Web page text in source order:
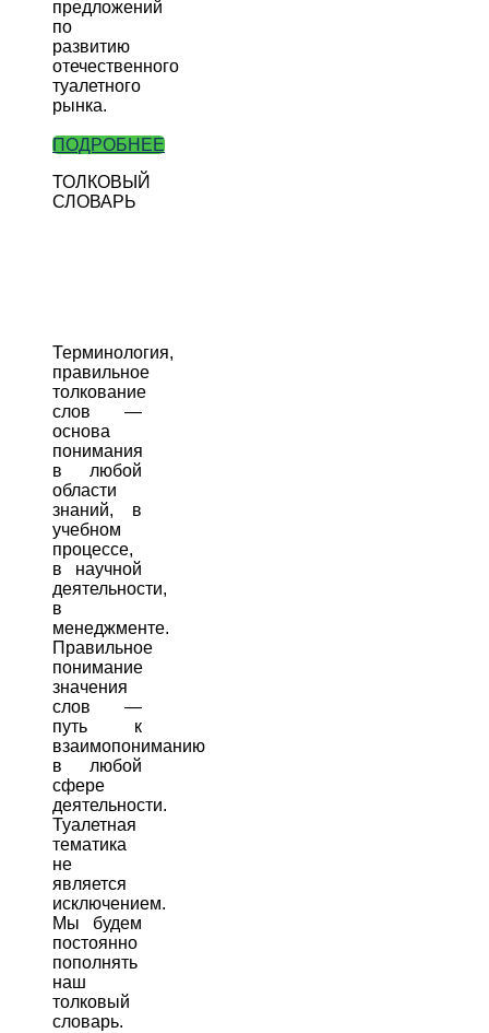
предложений
по
развитию
отечественного
туалетного
рынка.
ПОДРОБНЕЕ
ТОЛКОВЫЙ
СЛОВАРЬ
Терминология,
правильное
толкование
слов —
основа
понимания
в любой
области
знаний, в
учебном
процессе,
в научной
деятельности,
в
менеджменте.
Правильное
понимание
значения
слов —
путь к
взаимопониманию
в любой
сфере
деятельности.
Туалетная
тематика
не
является
исключением.
Мы будем
постоянно
пополнять
наш
толковый
словарь.